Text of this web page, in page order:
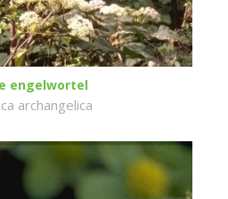
engelwortel
archangelica